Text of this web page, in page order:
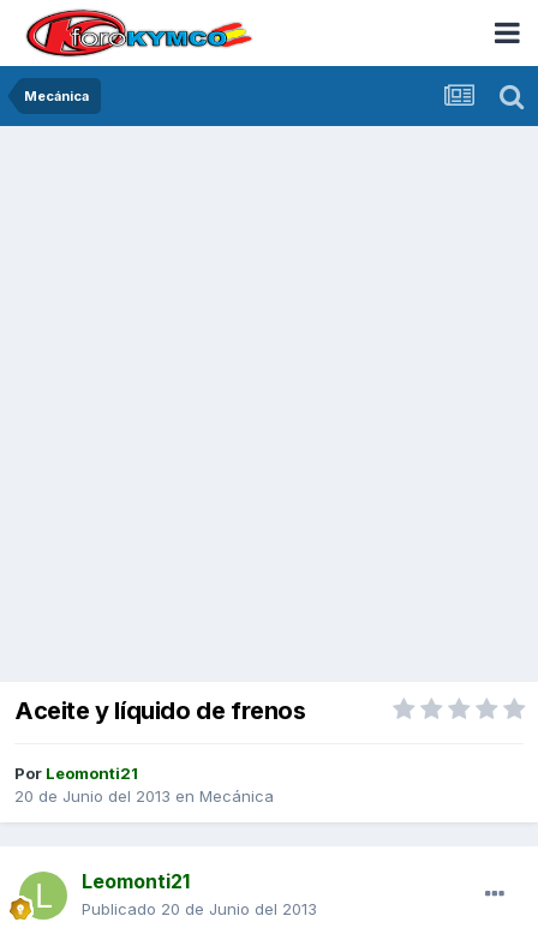
Mecánica
Aceite y líquido de frenos
Por Leomonti21
20 de Junio del 2013 en Mecánica
Leomonti21
Publicado 20 de Junio del 2013